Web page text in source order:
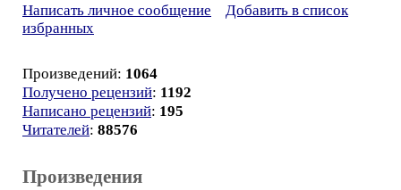
Написать личное сообщение
Добавить в список
избранных
Произведений: 1064
Получено рецензий: 1192
Написано рецензий: 195
Читателей: 88576
Произведения